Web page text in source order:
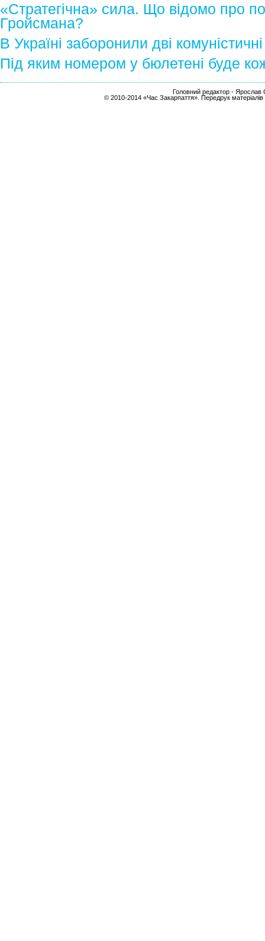
«Стратегічна» сила. Що відомо про
Гройсмана?
В Україні заборонили дві комуністичні
Під яким номером у бюлетені буде
Головний редактор - Ярослав
© 2010-2014 «Час Закарпаття». Передрук